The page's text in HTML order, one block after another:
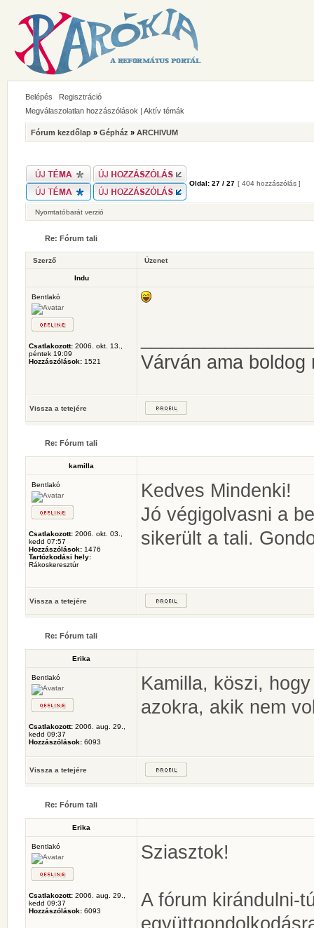
Belépés
Regisztráció
Megválaszolatlan hozzászólások | Aktív témák
Fórum kezdőlap » Gépház » ARCHIVUM
Oldal: 27 / 27 [ 404 hozzászólás ]
Nyomtatóbarát verzió
Re: Fórum tali
Szerző Üzenet
Indu
Bentlakó
Csatlakozott: 2006. okt. 13.,
péntek 19:09
Hozzászólások: 1521
Várván ama boldog
Vissza a tetejére
Re: Fórum tali
kamilla
Bentlakó
Csatlakozott: 2006. okt. 03.,
kedd 07:57
Hozzászólások: 1476
Tartózkodási hely:
Rákoskeresztúr
Kedves Mindenki!
Jó végigolvasni a
sikerült a tali.
Vissza a tetejére
Re: Fórum tali
Erika
Bentlakó
Csatlakozott: 2006. aug. 29.,
kedd 09:37
Hozzászólások: 6093
Kamilla, köszi,
azokra, akik nem
Vissza a tetejére
Re: Fórum tali
Erika
Bentlakó
Csatlakozott: 2006. aug. 29.,
kedd 09:37
Hozzászólások: 6093
Sziasztok!
A fórum kirándulni-